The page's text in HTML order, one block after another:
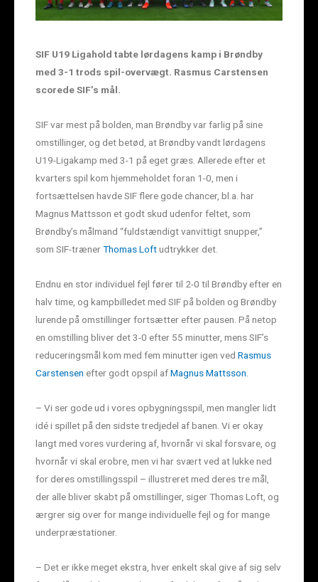
SIF U19 Ligahold tabte lørdagens kamp i Brøndby
med 3-1 trods spil-overvægt. Rasmus Carstensen
scorede SIF’s mål.
SIF var mest på bolden, man Brøndby var farlig på sine
omstillinger, og det betød, at Brøndby vandt lørdagens
U19-Ligakamp med 3-1 på eget græs. Allerede efter et
kvarters spil kom hjemmeholdet foran 1-0, men i
fortsættelsen havde SIF flere gode chancer, bl.a. har
Magnus Mattsson et godt skud udenfor feltet, som
Brøndby’s målmand “fuldstændigt vanvittigt snupper,”
som SIF-trænerThomas Loftudtrykker det.
Endnu en stor individuel fejl fører til 2-0 til Brøndby efter en
halv time, og kampbilledet med SIF på bolden og Brøndby
lurende på omstillinger fortsætter efter pausen. På netop
en omstilling bliver det 3-0 efter 55 minutter, mens SIF’s
reduceringsmål kom med fem minutter igen ved Rasmus
Carstensen efter godt opspil afMagnus Mattsson.
– Vi ser gode ud i vores opbygningsspil, men mangler lidt
idé i spillet på den sidste tredjedel af banen. Vi er okay
langt med vores vurdering af, hvornår vi skal forsvare, og
hvornår vi skal erobre, men vi har svært ved at lukke ned
for deres omstillingsspil – illustreret med deres tre mål,
der alle bliver skabt på omstillinger, siger Thomas Loft, og
ærgrer sig over for mange individuelle fejl og for mange
underpræstationer.
– Det er ikke meget ekstra, hver enkelt skal give af sig selv